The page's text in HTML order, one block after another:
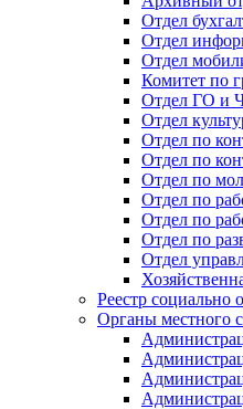
Отдел
Отдел
Отдел
Комитет по
Отдел ГО и
Отдел
Отдел по
Отдел по
Отдел по
Отдел по
Отдел по
Отдел по
Отдел
Реестр социально
Органы местного